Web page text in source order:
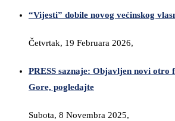
“Vijesti” dobile novog većinskog
Četvrtak, 19 Februara 2026,
PRESS saznaje: Objavljen novi otro
Gore, pogledajte
Subota, 8 Novembra 2025,